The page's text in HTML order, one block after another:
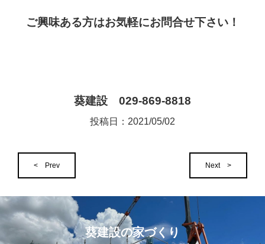
ご興味ある方はお気軽にお問合せ下さい！
葵建設 029-869-8818
投稿日： 2021/05/02
< Prev Next >
葵建設の家づくり